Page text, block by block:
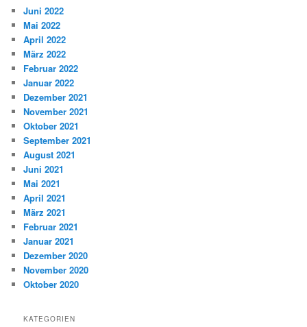
Juni 2022
Mai 2022
April 2022
März 2022
Februar 2022
Januar 2022
Dezember 2021
November 2021
Oktober 2021
September 2021
August 2021
Juni 2021
Mai 2021
April 2021
März 2021
Februar 2021
Januar 2021
Dezember 2020
November 2020
Oktober 2020
KATEGORIEN